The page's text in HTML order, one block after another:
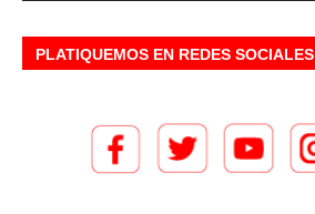
PLATIQUEMOS EN REDES SOCIALES